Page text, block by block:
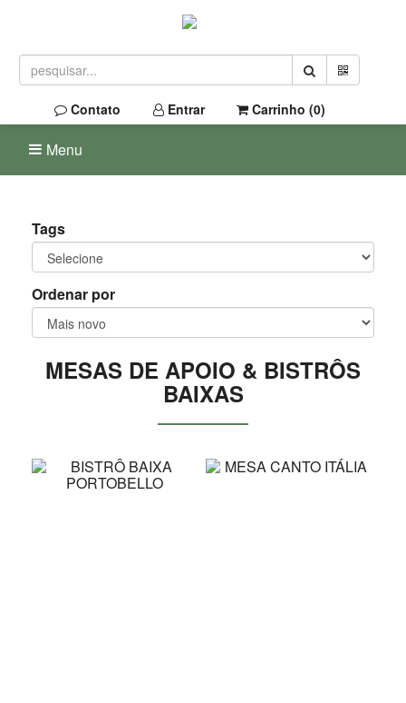
Contato Entrar Carrinho (0)
Menu
Tags
Ordenar por
MESAS DE APOIO & BISTRÔS
BAIXAS